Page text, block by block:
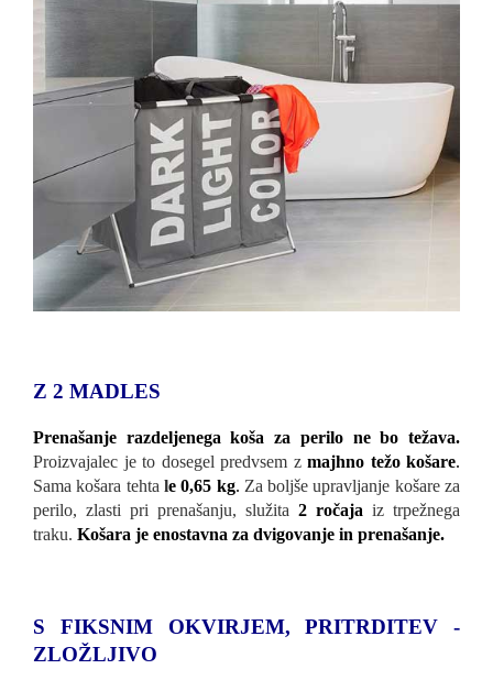
Z 2 MADLES
Prenašanje razdeljenega koša za perilo ne bo težava.
Proizvajalec je to dosegel predvsem z majhno težo košare.
Sama košara tehta le 0,65 kg. Za boljše upravljanje košare za
perilo, zlasti pri prenašanju, služita 2 ročaja iz trpežnega
traku. Košara je enostavna za dvigovanje in prenašanje.
S FIKSNIM OKVIRJEM, PRITRDITEV -
ZLOŽLJIVO